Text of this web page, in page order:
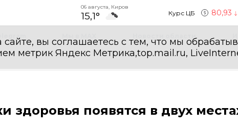
06 августа, Киров
15,1° Курс ЦБ 80,93
сайте, вы соглашаетесь с тем, что мы
метрик Яндекс Метрика,top.mail.ru,
здоровья появятся в двух